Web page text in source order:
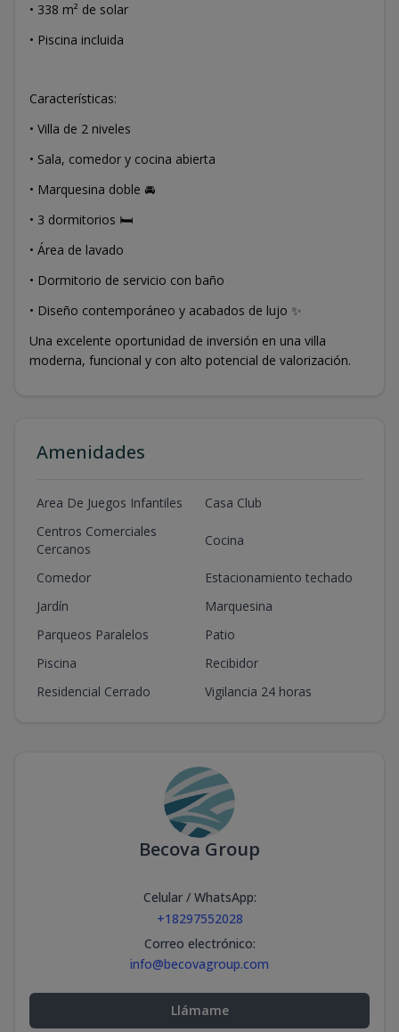
• 338 m² de solar
• Piscina incluida
Características:
• Villa de 2 niveles
• Sala, comedor y cocina abierta
• Marquesina doble 🚘
• 3 dormitorios 🛏️
• Área de lavado
• Dormitorio de servicio con baño
• Diseño contemporáneo y acabados de lujo ✨
Una excelente oportunidad de inversión en una villa
moderna, funcional y con alto potencial de valorización.
Amenidades
Area De Juegos Infantiles
Casa Club
Centros Comerciales
Cercanos
Cocina
Comedor
Estacionamiento techado
Jardín
Marquesina
Parqueos Paralelos
Patio
Piscina
Recibidor
Residencial Cerrado
Vigilancia 24 horas
Becova Group
Celular / WhatsApp:
+18297552028
Correo electrónico:
info@becovagroup.com
Llámame